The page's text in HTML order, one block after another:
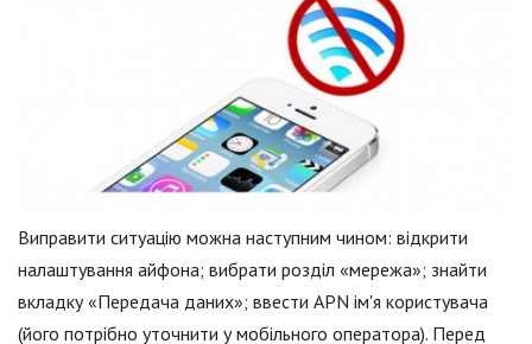
Виправити ситуацію можна наступним чином: відкрити
налаштування айфона; вибрати розділ «мережа»; знайти
вкладку «Передача даних»; ввести APN ім'я користувача
(його потрібно уточнити у мобільного оператора). Перед